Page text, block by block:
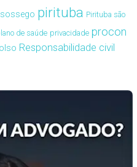
pirituba Pirituba são
de saúde privacidade procon
Responsabilidade civil